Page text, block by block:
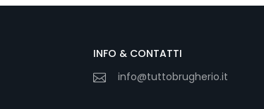
INFO & CONTATTI
info@tuttobrugherio.it